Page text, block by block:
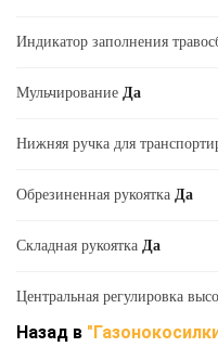
Индикатор заполнения
Мульчирование Да
Нижняя ручка для
Обрезиненная рукоятка Да
Складная рукоятка Да
Центральная регулировка
Назад в